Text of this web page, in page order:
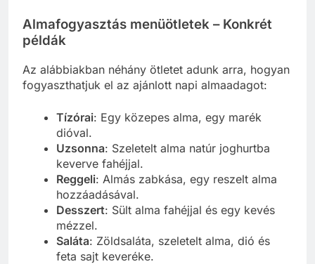
Almafogyasztás menüötletek – Konkrét
példák
Az alábbiakban néhány ötletet adunk arra, hogyan
fogyaszthatjuk el az ajánlott napi almaadagot:
Tízórai: Egy közepes alma, egy marék
dióval.
Uzsonna: Szeletelt alma natúr joghurtba
keverve fahéjjal.
Reggeli: Almás zabkása, egy reszelt alma
hozzáadásával.
Desszert: Sült alma fahéjjal és egy kevés
mézzel.
Saláta: Zöldsaláta, szeletelt alma, dió és
feta sajt keveréke.